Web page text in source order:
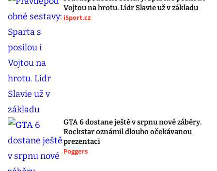
Vojtou na hrotu. Lídr Slavie už v základu
iSport.cz
GTA 6 dostane ještě v srpnu nové záběry.
Rockstar oznámil dlouho očekávanou
prezentaci
Poggers